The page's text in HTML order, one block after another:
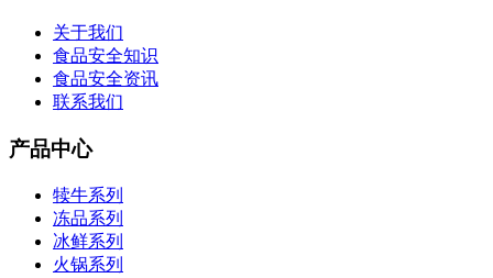
关于我们
食品安全知识
食品安全资讯
联系我们
产品中心
犊牛系列
冻品系列
冰鲜系列
火锅系列